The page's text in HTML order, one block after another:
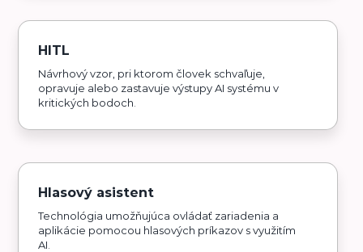
HITL
Návrhový vzor, pri ktorom človek schvaľuje,
opravuje alebo zastavuje výstupy AI systému v
kritických bodoch.
Hlasový asistent
Technológia umožňujúca ovládať zariadenia a
aplikácie pomocou hlasových príkazov s využitím
AI.